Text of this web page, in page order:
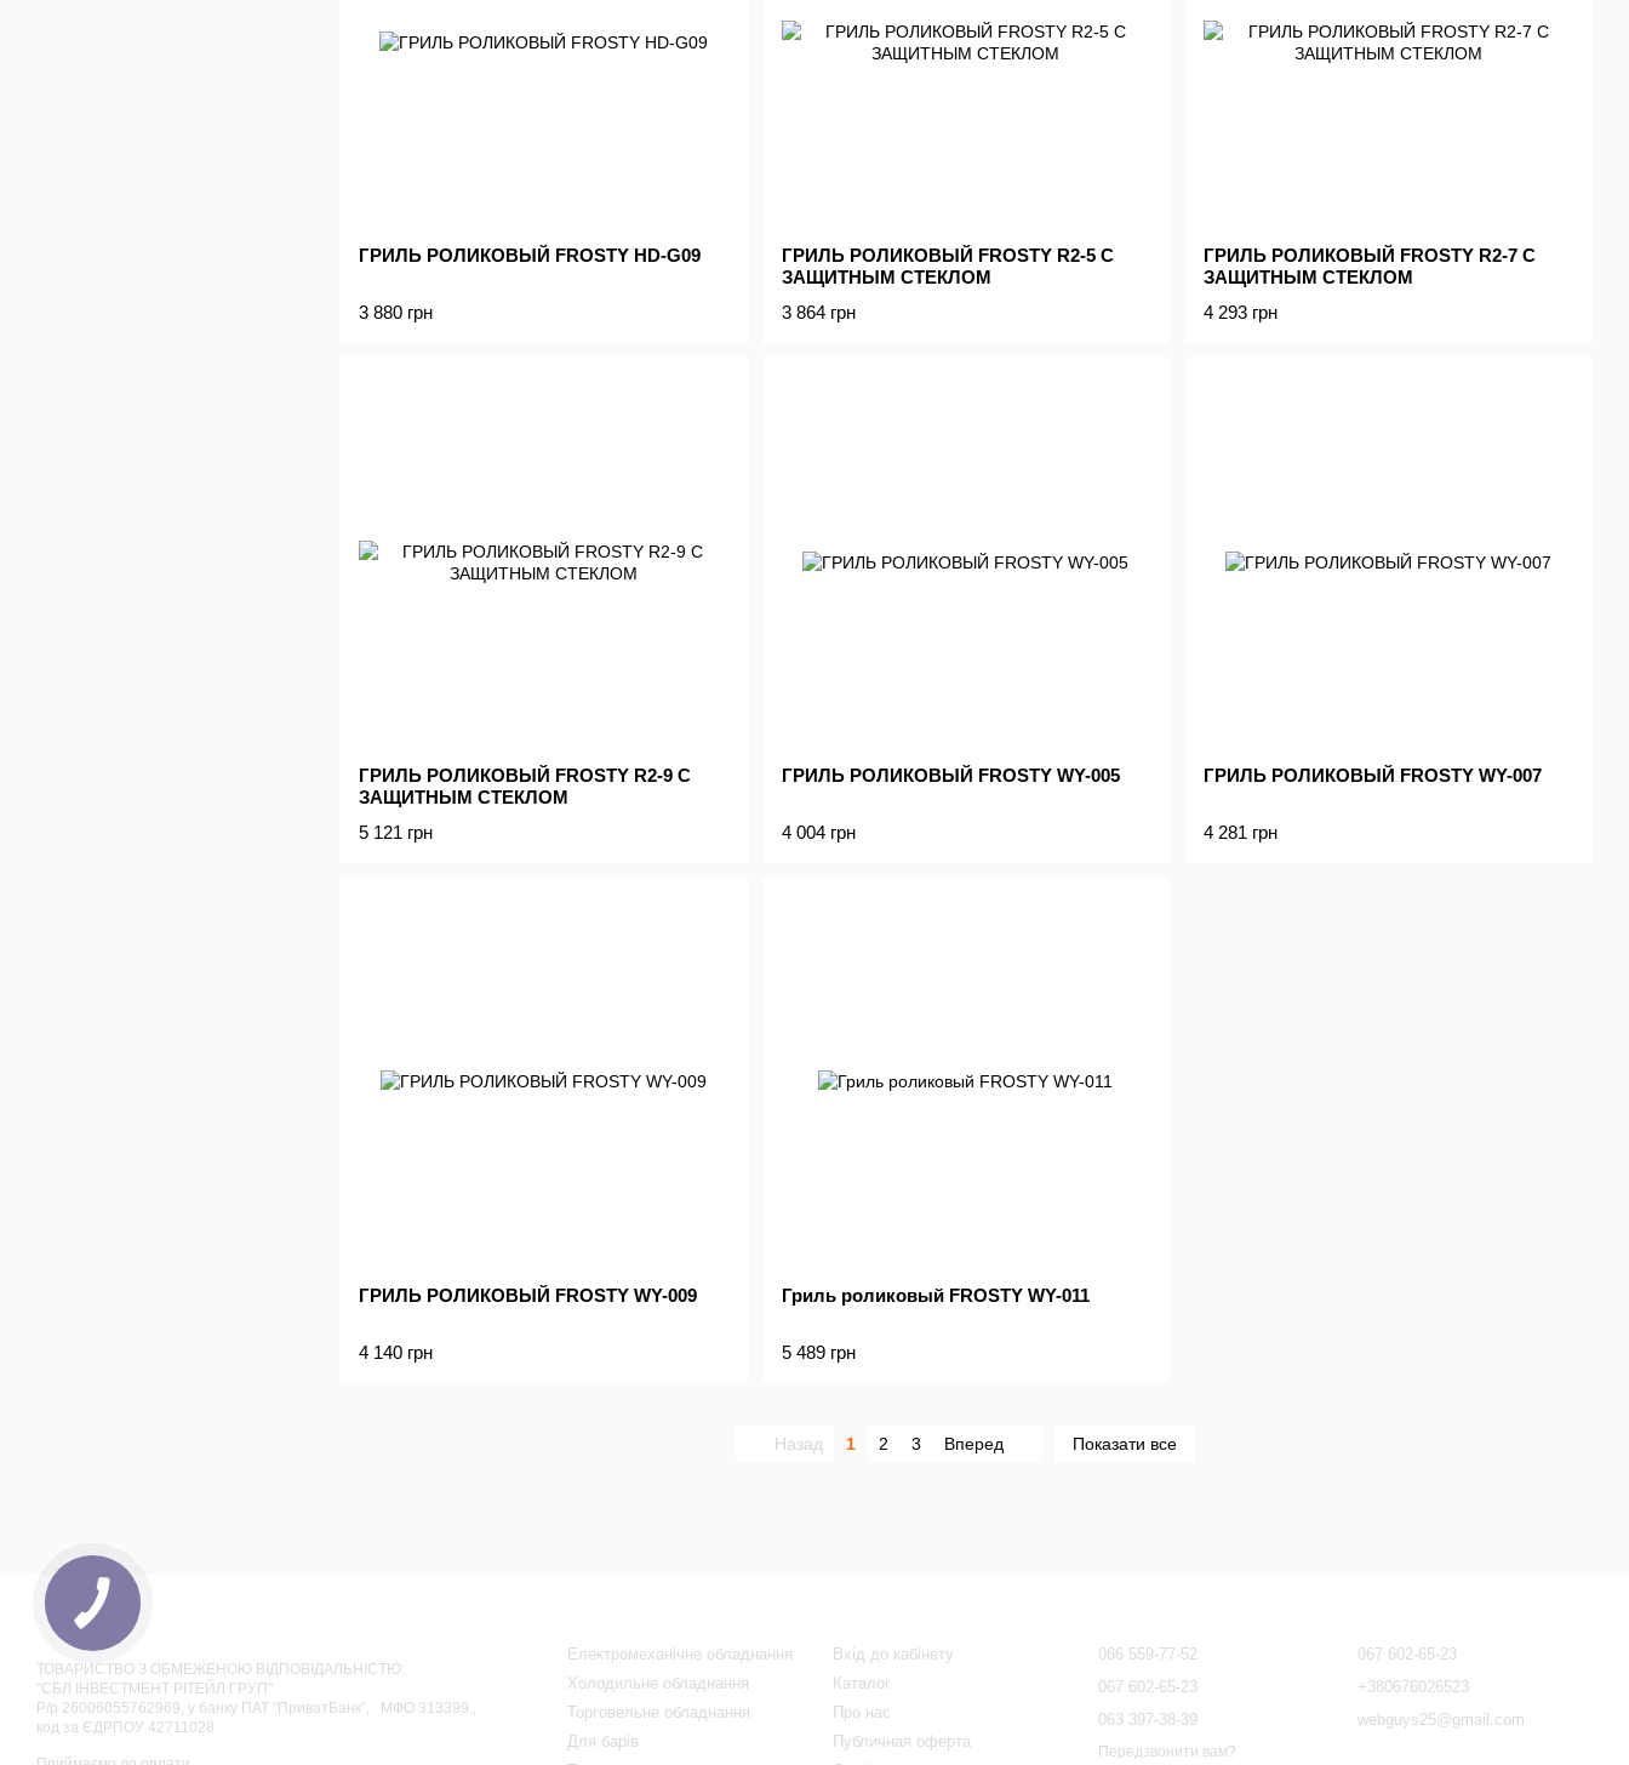
ГРИЛЬ РОЛИКОВЫЙ FROSTY HD-G09
3 880 грн
ГРИЛЬ РОЛИКОВЫЙ FROSTY R2-5 С
ЗАЩИТНЫМ СТЕКЛОМ
3 864 грн
ГРИЛЬ РОЛИКОВЫЙ FROSTY R2-7 С
ЗАЩИТНЫМ СТЕКЛОМ
4 293 грн
ГРИЛЬ РОЛИКОВЫЙ FROSTY R2-9 С
ЗАЩИТНЫМ СТЕКЛОМ
5 121 грн
ГРИЛЬ РОЛИКОВЫЙ FROSTY WY-005
4 004 грн
ГРИЛЬ РОЛИКОВЫЙ FROSTY WY-007
4 281 грн
ГРИЛЬ РОЛИКОВЫЙ FROSTY WY-009
4 140 грн
Гриль роликовый FROSTY WY-011
5 489 грн
Назад 1 2 3 Вперед Показати все
ТОВАРИСТВО З ОБМЕЖЕНОЮ ВІДПОВІДАЛЬНІСТЮ:
"СБЛ ІНВЕСТМЕНТ РІТЕЙЛ ГРУП"
Р/р 26006055762969, у банку ПАТ "ПриватБанк", МФО 313399.,
код за ЄДРПОУ 42711028
Електромеханічне обладнання
Холодильне обладнання
Торговельне обладнання
Для барів
Вхід до кабінету
Каталог
Про нас
Публичная оферта
066 559-77-52
067 602-65-23
063 397-38-39
Передзвонити вам?
067 602-65-23
+380676026523
webguys25@gmail.com